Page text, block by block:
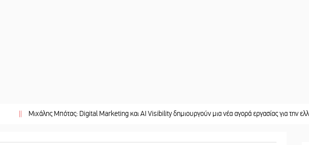
Μιχάλης Μπότας: Digital Marketing και AI Visibility δημιουργούν μια νέα αγορά εργασίας για την ελληνική